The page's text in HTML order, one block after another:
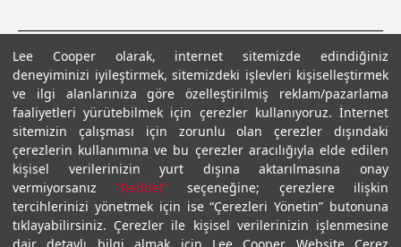
Lee Cooper olarak, internet sitemizde edindiğiniz
deneyiminizi iyileştirmek, sitemizdeki işlevleri kişiselleştirmek
ve ilgi alanlarınıza göre özelleştirilmiş reklam/pazarlama
faaliyetleri yürütebilmek için çerezler kullanıyoruz. İnternet
sitemizin çalışması için zorunlu olan çerezler dışındaki
çerezlerin kullanımına ve bu çerezler aracılığıyla elde edilen
kişisel verilerinizin yurt dışına aktarılmasına onay
vermiyorsanız “Reddet”seçeneğine; çerezlere ilişkin
tercihlerinizi yönetmek için ise “Çerezleri Yönetin” butonuna
tıklayabilirsiniz. Çerezler ile kişisel verilerinizin işlenmesine
Gizlilik PolitikasıÇerez Politikası KVKK Aydınlatma MetniŞartlar ve Koşullar
© 2026 Leecooper - Tüm Hakları Saklıdır.